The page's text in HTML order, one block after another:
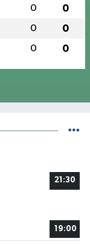
0 0
0 0
0 0
21:30
19:00